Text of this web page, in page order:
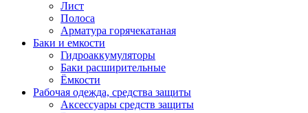
Лист
Полоса
Арматура горячекатаная
Баки и емкости
Гидроаккумуляторы
Баки расширительные
Ёмкости
Рабочая одежда, средства защиты
Аксессуары средств защиты